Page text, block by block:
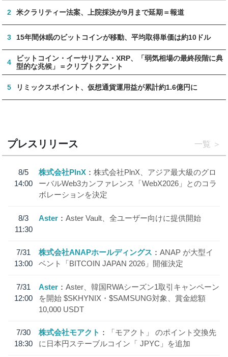
2 米クラリティー法案、上院採決が9月まで延期＝報道
3 15年間休眠のビットコインが移動、平均取得単価は約10ドル
4
ビットコイン・イーサリアム・XRP、「弱気相場の最終段階に典
型的な兆候」＝クリプトクアント
5 リミックスポイント、仮想通貨運用益が累計約1.6億円に
プレスリリース 一覧
8/5
14:00
株式会社PlnX
株式会社PlnX、アジア最大級のグロ
ーバルWeb3カンファレンス「WebX2026」とのコラ
ボレーションを決定
8/3
11:30
Aster Aster Vault、全ユーザー向けに提供開始
7/31
13:00
株式会社ANAPホールディングス
ANAP が大型イ
ベント「BITCOIN JAPAN 2026」開催決定
7/31
12:00
Aster
Aster、韓国RWAシーズン1取引キャンペーン
を開始 $SKHYNIX・$SAMSUNG対象、賞金総額
10,000 USDT
7/30
18:30
株式会社モアクト
「モアクト」 のポイント交換先
に日本円ステーブルコイン「 JPYC」を追加